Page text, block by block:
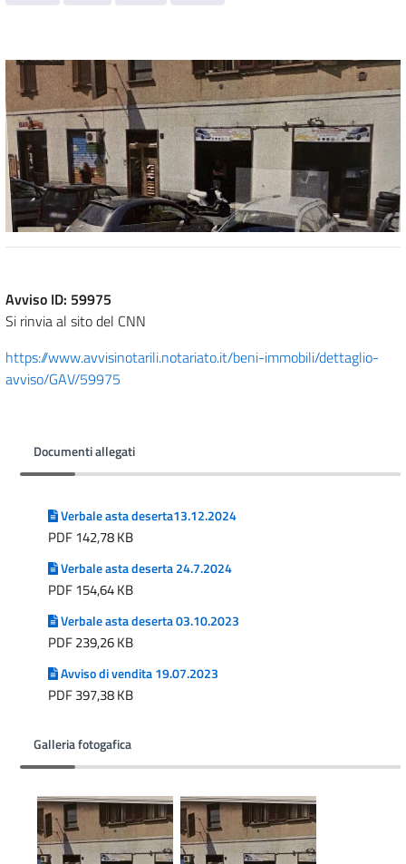
Avviso ID: 59975
Si rinvia al sito del CNN
https://www.avvisinotarili.notariato.it/beni-immobili/dettaglio-
avviso/GAV/59975
Documenti allegati
Verbale asta deserta13.12.2024
PDF 142,78 KB
Verbale asta deserta 24.7.2024
PDF 154,64 KB
Verbale asta deserta 03.10.2023
PDF 239,26 KB
Avviso di vendita 19.07.2023
PDF 397,38 KB
Galleria fotogafica